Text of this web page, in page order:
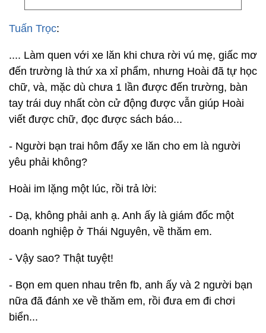
Tuấn Trọc:
.... Làm quen với xe lăn khi chưa rời vú mẹ, giấc mơ
đến trường là thứ xa xỉ phẩm, nhưng Hoài đã tự học
chữ, và, mặc dù chưa 1 lần được đến trường, bàn
tay trái duy nhất còn cử động được vẫn giúp Hoài
viết được chữ, đọc được sách báo...
- Người bạn trai hôm đẩy xe lăn cho em là người
yêu phải không?
Hoài im lặng một lúc, rồi trả lời:
- Dạ, không phải anh ạ. Anh ấy là giám đốc một
doanh nghiệp ở Thái Nguyên, về thăm em.
- Vậy sao? Thật tuyệt!
- Bọn em quen nhau trên fb, anh ấy và 2 người bạn
nữa đã đánh xe về thăm em, rồi đưa em đi chơi
biển...